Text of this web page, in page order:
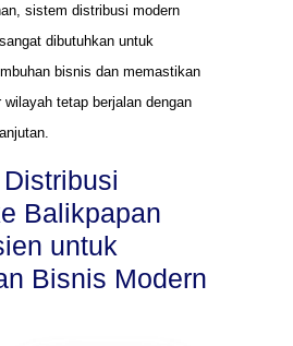
sistem distribusi modern
dibutuhkan untuk
bisnis dan memastikan
wilayah tetap berjalan dengan
Balikpapan
untuk
Bisnis Modern